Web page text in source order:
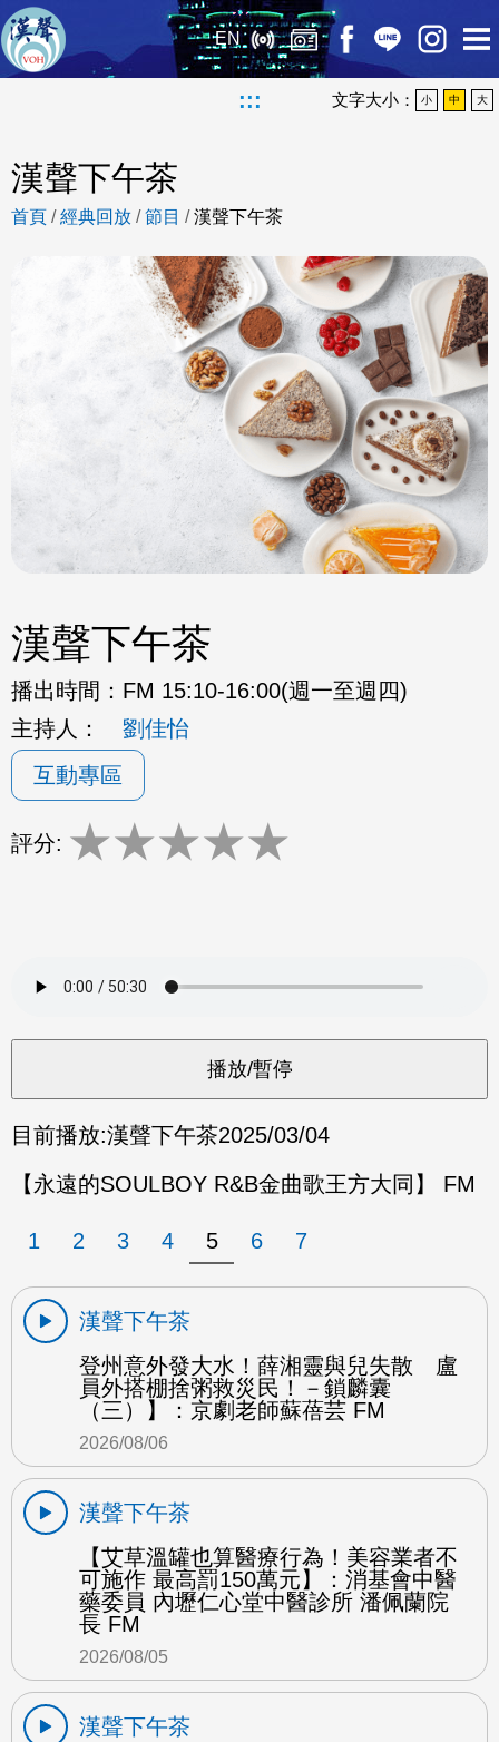
EN
::: 文字大小： 小 中 大
漢聲下午茶
首頁 /經典回放 /節目 /漢聲下午茶
漢聲下午茶
播出時間： FM 15:10-16:00(週一至週四)
主持人：
劉佳怡
互動專區
評分: ★★★★★
目前播放:漢聲下午茶2025/03/04
【永遠的SOULBOY R&B金曲歌王方大同】 FM
1 2 3 4 5 6 7
漢聲下午茶
登州意外發大水！薛湘靈與兒失散 盧
員外搭棚捨粥救災民！－鎖麟囊
（三）】：京劇老師蘇蓓芸 FM
2026/08/06
漢聲下午茶
【艾草溫罐也算醫療行為！美容業者不
可施作 最高罰150萬元】：消基會中醫
藥委員 內壢仁心堂中醫診所 潘佩蘭院
長 FM
2026/08/05
漢聲下午茶